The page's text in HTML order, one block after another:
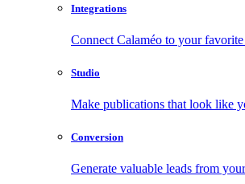
Integrations
Connect Calaméo to your
Studio
Make publications that look like
Conversion
Generate valuable leads from